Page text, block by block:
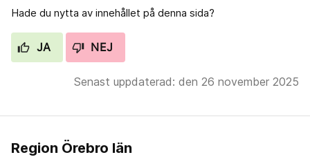
Hade du nytta av innehållet på denna sida?
JA NEJ
Senast uppdaterad: den 26 november 2025
Region Örebro län